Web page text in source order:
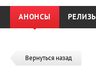
АНОНСЫ РЕЛИЗЫ
Вернуться назад